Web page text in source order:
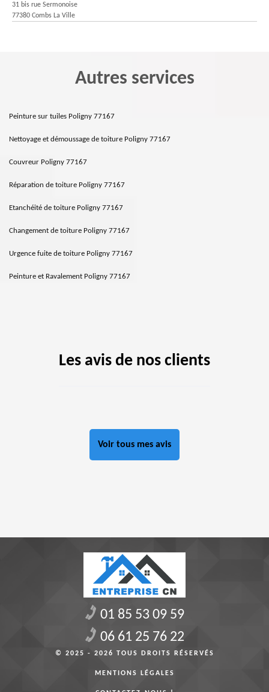
31 bis rue Sermonoise
77380 Combs La Ville
Autres services
Peinture sur tuiles Poligny 77167
Nettoyage et démoussage de toiture Poligny 77167
Couvreur Poligny 77167
Réparation de toiture Poligny 77167
Etanchéité de toiture Poligny 77167
Changement de toiture Poligny 77167
Urgence fuite de toiture Poligny 77167
Peinture et Ravalement Poligny 77167
Les avis de nos clients
Voir tous mes avis
01 85 53 09 59
06 61 25 76 22
© 2025 - 2026 TOUS DROITS RÉSERVÉS
MENTIONS LÉGALES